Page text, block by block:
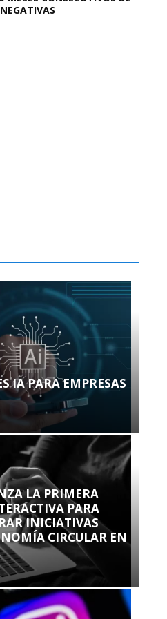
IA PARA EMPRESAS
LA PRIMERA
PARA
INICIATIVAS
CIRCULAR EN